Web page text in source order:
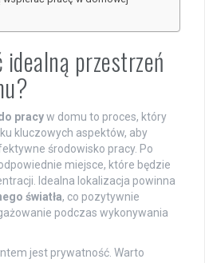
idealną przestrzeń
pracyw domu to proces, który
kluczowych aspektów, aby
środowisko pracy. Po
miejsce, które będzie
Idealna lokalizacja powinna
światła, co pozytywnie
podczas wykonywania
jest prywatność. Warto